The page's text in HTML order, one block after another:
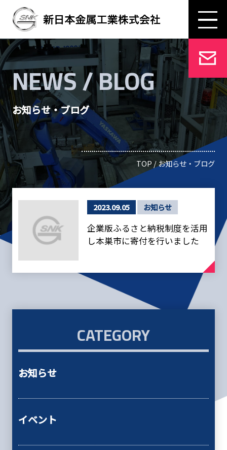
NEWS / BLOG
お知らせ・ブログ
TOP / お知らせ・ブログ
2023.09.05 お知らせ
企業版ふるさと納税制度を活用
し本巣市に寄付を行いました
CATEGORY
お知らせ
イベント